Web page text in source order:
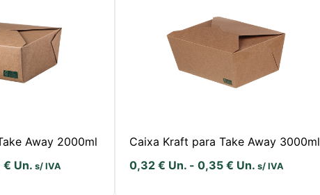
Away 2000ml
€ Un. s/ IVA
Caixa Kraft para Take Away 3000ml
0,32€ Un. -0,35€ Un. s/ IVA